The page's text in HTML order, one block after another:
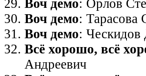
Воч демо: Орлов
Воч демо: Тарасова
Воч демо:
Всё хорошо, всё
Андреевич